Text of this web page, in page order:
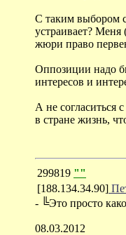
С таким выбором
устраивает?
жюри право
Оппозиции надо
интересов и
А не согласиться
в стране жизнь,
299819 ""
[188.134.34.90]
- ╚Это просто
08.03.2012